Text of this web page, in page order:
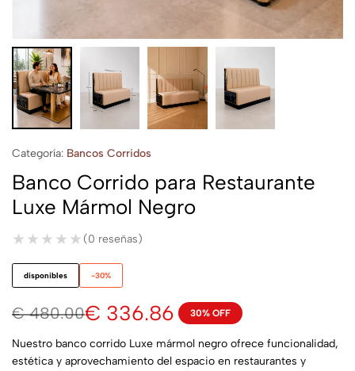
Categoría: Bancos Corridos
Banco Corrido para Restaurante
Luxe Mármol Negro
★★★★★
★★★★★ (0 reseñas)
disponibles -30%
€480.00€ 336.86 30% OFF
Nuestro banco corrido Luxe mármol negro ofrece funcionalidad,
estética y aprovechamiento del espacio en restaurantes y